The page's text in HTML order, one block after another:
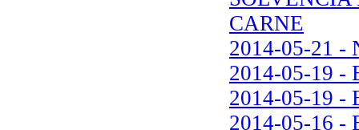
CARNE
2014-05-21 -
2014-05-19 -
2014-05-19 -
2014-05-16 -